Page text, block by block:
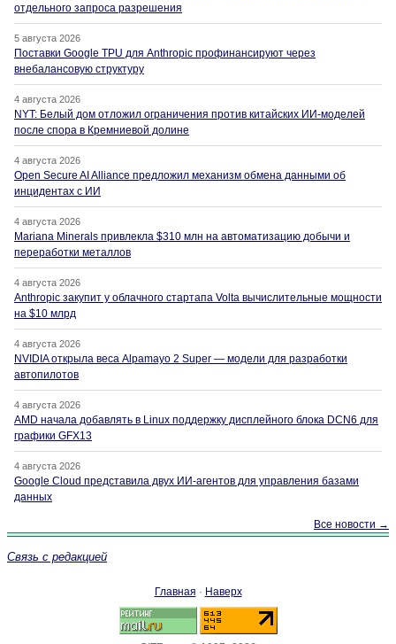
отдельного запроса разрешения
5 августа 2026
Поставки Google TPU для Anthropic профинансируют через
внебалансовую структуру
4 августа 2026
NYT: Белый дом отложил ограничения против китайских ИИ-моделей
после спора в Кремниевой долине
4 августа 2026
Open Secure AI Alliance предложил механизм обмена данными об
инцидентах с ИИ
4 августа 2026
Mariana Minerals привлекла $310 млн на автоматизацию добычи и
переработки металлов
4 августа 2026
Anthropic закупит у облачного стартапа Volta вычислительные мощности
на $10 млрд
4 августа 2026
NVIDIA открыла веса Alpamayo 2 Super — модели для разработки
автопилотов
4 августа 2026
AMD начала добавлять в Linux поддержку дисплейного блока DCN6 для
графики GFX13
4 августа 2026
Google Cloud представила двух ИИ-агентов для управления базами
данных
Все новости →
Связь с редакцией
Главная · Наверх